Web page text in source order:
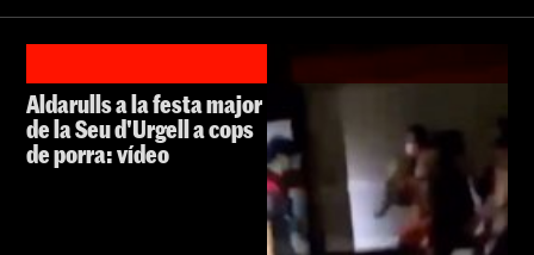
Aldarulls a la festa major
de la Seu d'Urgell a cops
de porra: vídeo